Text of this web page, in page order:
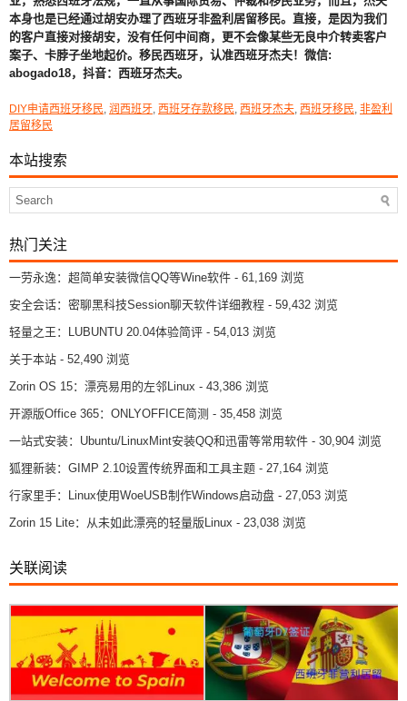
本身也是已经通过胡安办理了西班牙非盈利居留移民。直接，是因为我们
的客户直接对接胡安，没有任何中间商，更不会像某些无良中介转卖客户
案子、卡脖子坐地起价。移民西班牙，认准西班牙杰夫！微信:
abogado18，抖音：西班牙杰夫。
DIY申请西班牙移民 润西班牙 西班牙存款移民 西班牙杰夫 西班牙移民 非盈利
居留移民
本站搜索
热门关注
一劳永逸：超简单安装微信QQ等Wine软件 - 61,169 浏览
安全会话：密聊黑科技Session聊天软件详细教程 - 59,432 浏览
轻量之王：LUBUNTU 20.04体验简评 - 54,013 浏览
关于本站 - 52,490 浏览
Zorin OS 15：漂亮易用的左邻Linux - 43,386 浏览
开源版Office 365：ONLYOFFICE简测 - 35,458 浏览
一站式安装：Ubuntu/LinuxMint安装QQ和迅雷等常用软件 - 30,904 浏览
狐狸新装：GIMP 2.10设置传统界面和工具主题 - 27,164 浏览
行家里手：Linux使用WoeUSB制作Windows启动盘 - 27,053 浏览
Zorin 15 Lite：从未如此漂亮的轻量版Linux - 23,038 浏览
关联阅读